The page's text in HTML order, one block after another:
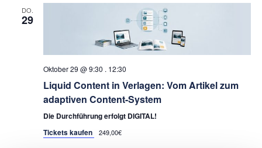
DO.
29
Oktober 29 @ 9:30 . 12:30
Liquid Content in Verlagen: Vom Artikel zum
adaptiven Content-System
Die Durchführung erfolgt DIGITAL!
Tickets kaufen
249,00€